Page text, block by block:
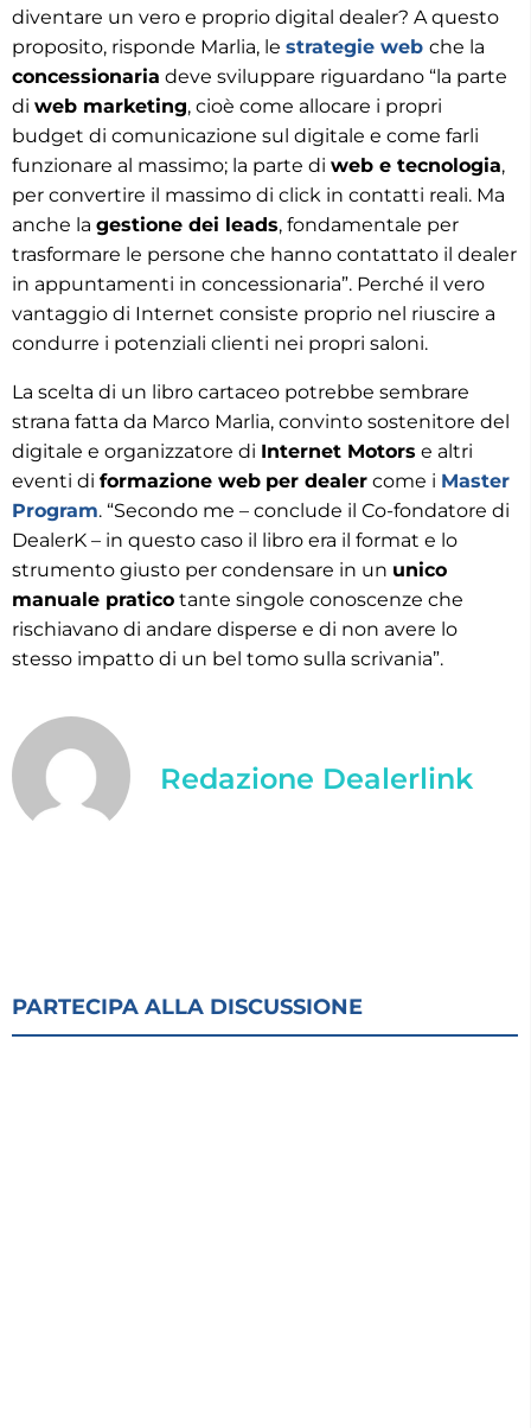
diventare un vero e proprio digital dealer? A questo
proposito, risponde Marlia, le strategie web che la
concessionaria deve sviluppare riguardano “la parte
di web marketing, cioè come allocare i propri
budget di comunicazione sul digitale e come farli
funzionare al massimo; la parte di web e tecnologia,
per convertire il massimo di click in contatti reali. Ma
anche la gestione dei leads, fondamentale per
trasformare le persone che hanno contattato il dealer
in appuntamenti in concessionaria”. Perché il vero
vantaggio di Internet consiste proprio nel riuscire a
condurre i potenziali clienti nei propri saloni.
La scelta di un libro cartaceo potrebbe sembrare
strana fatta da Marco Marlia, convinto sostenitore del
digitale e organizzatore di Internet Motors e altri
eventi di formazione web per dealer come i Master
Program. “Secondo me – conclude il Co-fondatore di
DealerK – in questo caso il libro era il format e lo
strumento giusto per condensare in un unico
manuale pratico tante singole conoscenze che
rischiavano di andare disperse e di non avere lo
stesso impatto di un bel tomo sulla scrivania”.
Redazione Dealerlink
PARTECIPA ALLA DISCUSSIONE